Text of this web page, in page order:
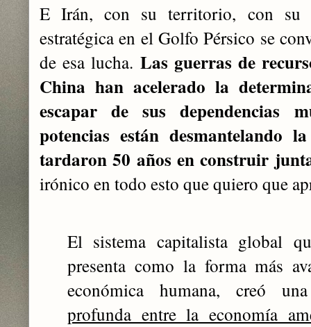
E Irán, con su territorio, con su
estratégica en el Golfo Pérsico se
de esa lucha. Las guerras de
China han acelerado la
escapar de sus dependencias
potencias están desmantelando
tardaron 50 años en construir
irónico en todo esto que quiero que
El sistema capitalista global
presenta como la forma más
económica humana, creó
profunda entre la economía